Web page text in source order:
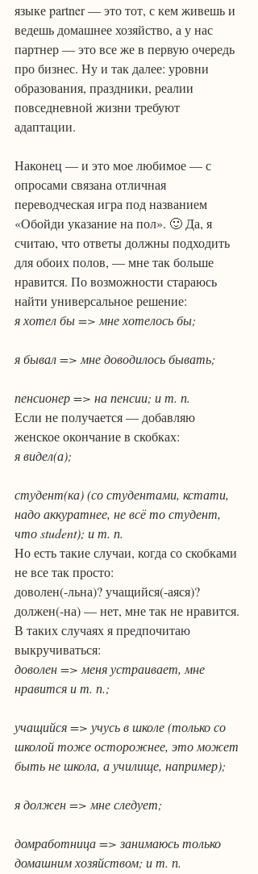
языке partner — это тот, с кем живешь и
ведешь домашнее хозяйство, а у нас
партнер — это все же в первую очередь
про бизнес. Ну и так далее: уровни
образования, праздники, реалии
повседневной жизни требуют
адаптации.
Наконец — и это мое любимое — с
опросами связана отличная
переводческая игра под названием
«Обойди указание на пол». 🙂 Да, я
считаю, что ответы должны подходить
для обоих полов, — мне так больше
нравится. По возможности стараюсь
найти универсальное решение:
я хотел бы => мне хотелось бы;
я бывал => мне доводилось бывать;
пенсионер => на пенсии; и т. п.
Если не получается — добавляю
женское окончание в скобках:
я видел(а);
студент(ка) (со студентами, кстати,
надо аккуратнее, не всё то студент,
что student); и т. п.
Но есть такие случаи, когда со скобками
не все так просто:
доволен(-льна)? учащийся(-аяся)?
должен(-на) — нет, мне так не нравится.
В таких случаях я предпочитаю
выкручиваться:
доволен => меня устраивает, мне
нравится и т. п.;
учащийся => учусь в школе (только со
школой тоже осторожнее, это может
быть не школа, а училище, например);
я должен => мне следует;
домработница => занимаюсь только
домашним хозяйством; и т. п.